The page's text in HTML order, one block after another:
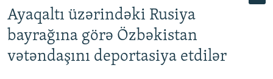
Ayaqaltı üzərindəki Rusiya
bayrağına görə Özbəkistan
vətəndaşını deportasiya etdilər